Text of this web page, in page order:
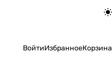
ВойтиИзбранноеКорзина